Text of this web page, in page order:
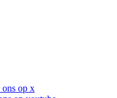
ons op x